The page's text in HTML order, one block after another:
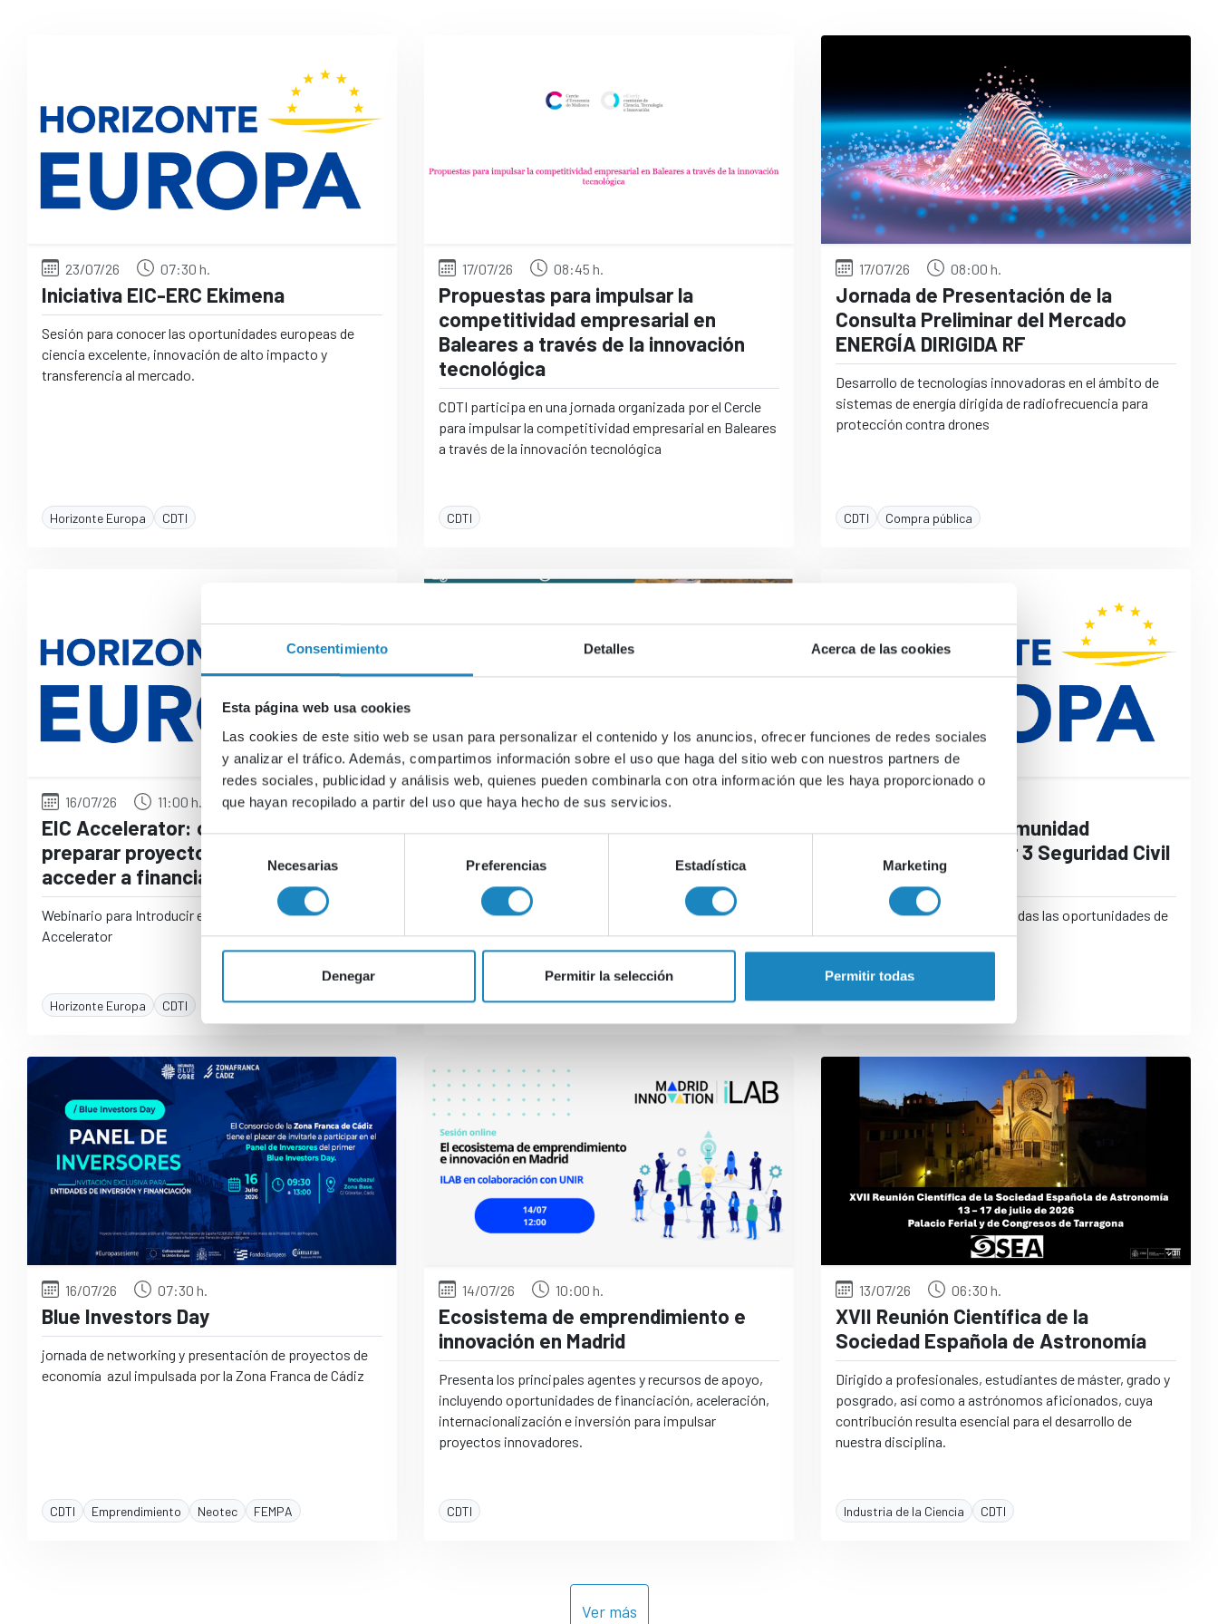
Consentimiento Detalles Acerca de las cookies
Esta página web usa cookies
Las cookies de este sitio web se usan para personalizar el contenido y los anuncios, ofrecer funciones de redes sociales
y analizar el tráfico. Además, compartimos información sobre el uso que haga del sitio web con nuestros partners de
redes sociales, publicidad y análisis web, quienes pueden combinarla con otra información que les haya proporcionado o
que hayan recopilado a partir del uso que haya hecho de sus servicios.
de
consentimiento
Necesarias Preferencias Estadística Marketing
Denegar Permitir la selección Permitir todas
23/07/26 07:30 h.
Iniciativa EIC-ERC Ekimena
Sesión para conocer las oportunidades europeas de
ciencia excelente, innovación de alto impacto y
transferencia al mercado.
Horizonte Europa CDTI
17/07/26 08:45 h.
Propuestas para impulsar la
competitividad empresarial en
Baleares a través de la innovación
tecnológica
CDTI participa en una jornada organizada por el Cercle
para impulsar la competitividad empresarial en Baleares
a través de la innovación tecnológica
CDTI
17/07/26 08:00 h.
Jornada de Presentación de la
Consulta Preliminar del Mercado
ENERGÍA DIRIGIDA RF
Desarrollo de tecnologías innovadoras en el ámbito de
sistemas de energía dirigida de radiofrecuencia para
protección contra drones
CDTI Compra pública
16/07/26 11:00 h.
EIC Accelerator: claves para
preparar proyectos competitivos y
acceder a financiación europea
Webinario para Introducir el programa del EIC
Accelerator
Horizonte Europa CDTI
16/07/26 08:00 h.
Territorio de oportunidades: CDTI,
innovación
CDTI
Infoday Regional Comunidad
Valenciana - Clúster 3 Seguridad Civil
para la sociedad
Evento online para conocer todas las oportunidades de
la convocatoria 2026
Horizonte Europa CDTI
16/07/26 07:30 h.
Blue Investors Day
jornada de networking y presentación de proyectos de
economía azul impulsada por la Zona Franca de Cádiz
CDTI Emprendimiento Neotec FEMPA
14/07/26 10:00 h.
Ecosistema de emprendimiento e
innovación en Madrid
Presenta los principales agentes y recursos de apoyo,
incluyendo oportunidades de financiación, aceleración,
internacionalización e inversión para impulsar
proyectos innovadores.
CDTI
13/07/26 06:30 h.
XVII Reunión Científica de la
Sociedad Española de Astronomía
Dirigido a profesionales, estudiantes de máster, grado y
posgrado, así como a astrónomos aficionados, cuya
contribución resulta esencial para el desarrollo de
nuestra disciplina.
Industria de la Ciencia CDTI
Ver más